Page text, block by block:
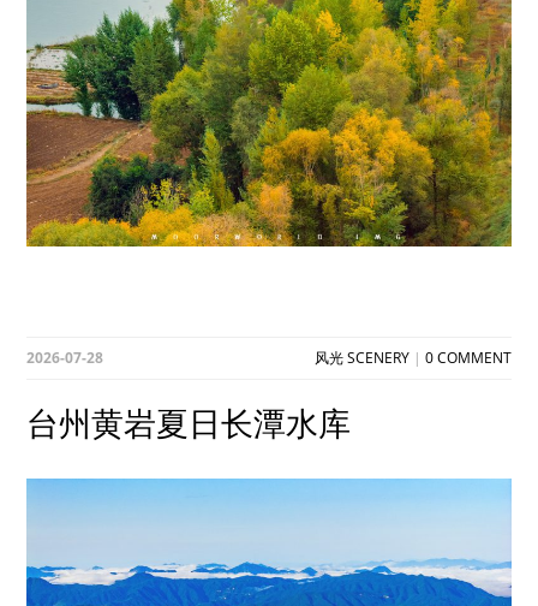
2026-07-28 风光 SCENERY| 0 COMMENT
台州黄岩夏日长潭水库